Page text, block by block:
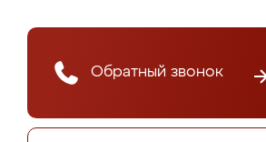
Обратный звонок